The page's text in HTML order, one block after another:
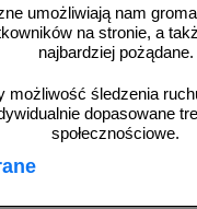
umożliwiają nam
na stronie, a
najbardziej pożądane.
śledzenia
dopasowane
społecznościowe.
od 3,47 zł